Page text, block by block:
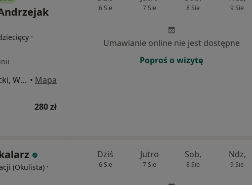
·
Warmińska 20/36 Pasaż Królewiecki, Wrocław • Mapa
280 zł
6 Sie 7 Sie 8 Sie 9 Sie
Umawianie online nie jest dostępne
Poproś o wizytę
(Okulista) ·
Dziś
6 Sie
Jutro
7 Sie
Sob,
8 Sie
Ndz,
9 Sie